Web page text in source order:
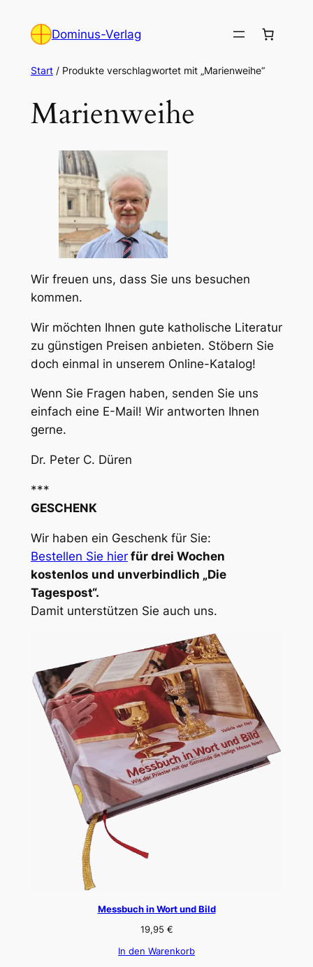
Inhalt
Dominus-Verlag
Start/ Produkte verschlagwortet mit „Marienweihe“
Marienweihe
Wir freuen uns, dass Sie uns besuchen
kommen.
Wir möchten Ihnen gute katholische Literatur
zu günstigen Preisen anbieten. Stöbern Sie
doch einmal in unserem Online-Katalog!
Wenn Sie Fragen haben, senden Sie uns
einfach eine E-Mail! Wir antworten Ihnen
gerne.
Dr. Peter C. Düren
***
GESCHENK
Wir haben ein Geschenk für Sie:
Bestellen Sie hier für drei Wochen
kostenlos und unverbindlich „Die
Tagespost“.
Damit unterstützen Sie auch uns.
Messbuch in Wort und Bild
19,95 €
In den Warenkorb